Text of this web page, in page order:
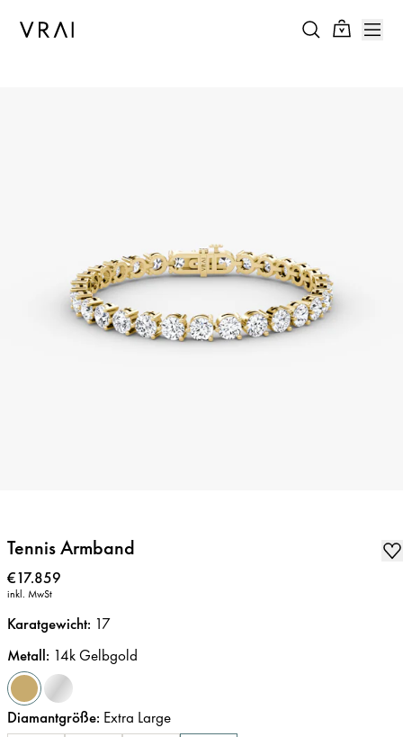
Tennis Armband
Preis:
€17.859
inkl. MwSt
Karatgewicht: 17
Metall: 14k Gelbgold
Diamantgröße: Extra Large